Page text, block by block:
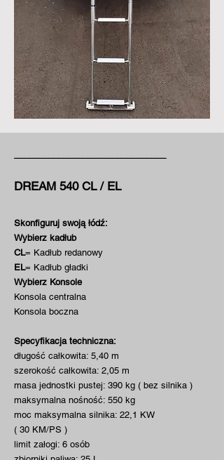
DREAM 540 CL / EL
Skonfiguruj swoją łódź:
Wybierz kadłub
CL= Kadłub redanowy
​EL= Kadłub gładki
Wybierz Konsole
Konsola centralna
Konsola boczna
Specyfikacja techniczna:
długość całkowita: 5,40 m
szerokość całkowita: 2,05 m
masa jednostki pustej: 390 kg ( bez silnika )
maksymalna nośność: 550 kg
moc maksymalna silnika: 22,1 KW
( 30 KM/PS )
limit załogi: 6 osób